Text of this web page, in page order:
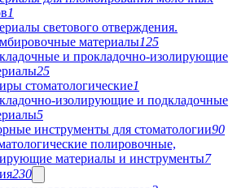
1
светового отверждения.
материалы125
и прокладочно-изолирующие
25
стоматологические1
изолирующие и подкладочные
5
инструменты для стоматологии90
полировочные,
материалы и инструменты7
230